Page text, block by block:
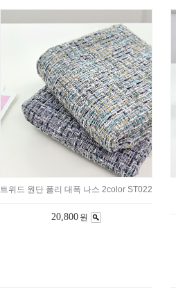
트위드 원단 폴리 대폭 나스 2color ST022
20,800 원